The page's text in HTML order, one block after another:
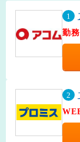
1
勤
2